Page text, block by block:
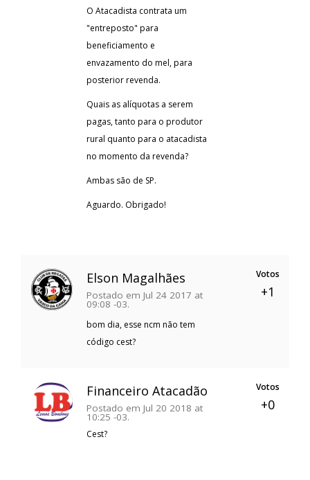
O Atacadista contrata um
"entreposto" para
beneficiamento e
envazamento do mel, para
posterior revenda.
Quais as alíquotas a serem
pagas, tanto para o produtor
rural quanto para o atacadista
no momento da revenda?
Ambas são de SP.
Aguardo. Obrigado!
Elson Magalhães
Postado em Jul 24 2017 at
09:08 -03.
bom dia, esse ncm não tem
código cest?
Votos
+1
Financeiro Atacadão
Postado em Jul 20 2018 at
10:25 -03.
Cest?
Votos
+0